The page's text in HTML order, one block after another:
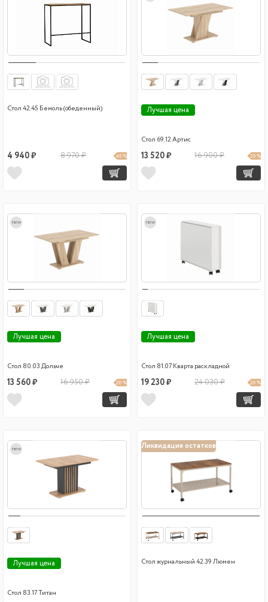
Стол 42.45 Бемоль (обеденный)
4 940 ₽ 8 970 ₽ 45 %
Лучшая цена
Стол 69.12 Артис
13 520 ₽ 16 900 ₽ 20 %
new
Лучшая цена
Стол 80.03 Дольче
13 560 ₽ 16 950 ₽ 20 %
new
Лучшая цена
Стол 81.07 Кварта раскладной
19 230 ₽ 24 030 ₽ 20 %
new
Лучшая цена
Стол 83.17 Титан
Ликвидация остатков
Стол журнальный 42.39 Люмен